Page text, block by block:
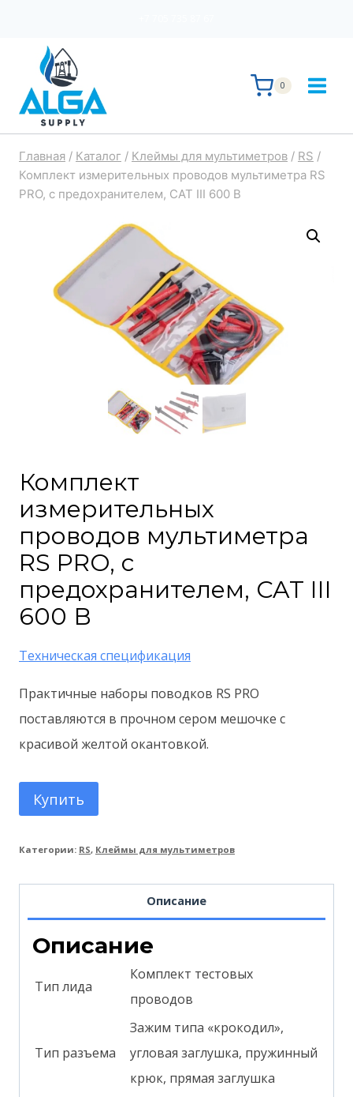
содержимому
0
Главная / Каталог / Клеймы для мультиметров / RS /
Комплект измерительных проводов мультиметра RS
PRO, с предохранителем, CAT III 600 В
Комплект
измерительных
проводов мультиметра
RS PRO, с
предохранителем, CAT III
600 В
Техническая спецификация
Практичные наборы поводков RS PRO
поставляются в прочном сером мешочке с
красивой желтой окантовкой.
Купить
Категории: RS, Клеймы для мультиметров
Описание
Описание
Тип лида
Комплект тестовых
проводов
Тип разъема
Зажим типа «крокодил»,
угловая заглушка, пружинный
крюк, прямая заглушка